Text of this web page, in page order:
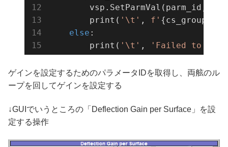
vsp.SetParmVal(parm_id,
        print(
'\t' , f'
else :
        print(
'\t' , 'Failed to
ゲインを設定するためのパラメータIDを取得し、両舷のル
ープを回してゲインを設定する
↓GUIでいうところの「Deflection Gain per Surface」を設
定する操作